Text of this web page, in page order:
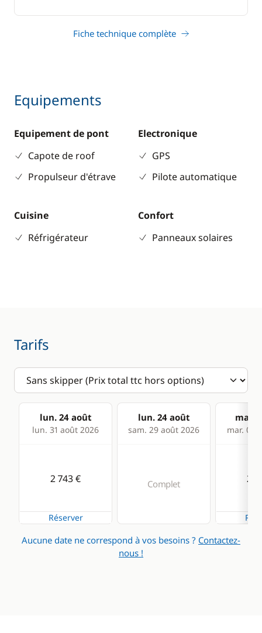
Fiche technique complète
Equipements
Equipement de pont
Capote de roof
Propulseur d'étrave
Electronique
GPS
Pilote automatique
Cuisine
Réfrigérateur
Confort
Panneaux solaires
Tarifs
lun. 24 août
lun. 31 août 2026
lun. 24 août
sam. 29 août 2026
mar.
mar. 01
2 743 €
Réserver
Complet 2
Aucune date ne correspond à vos besoins ? Contactez-
nous !